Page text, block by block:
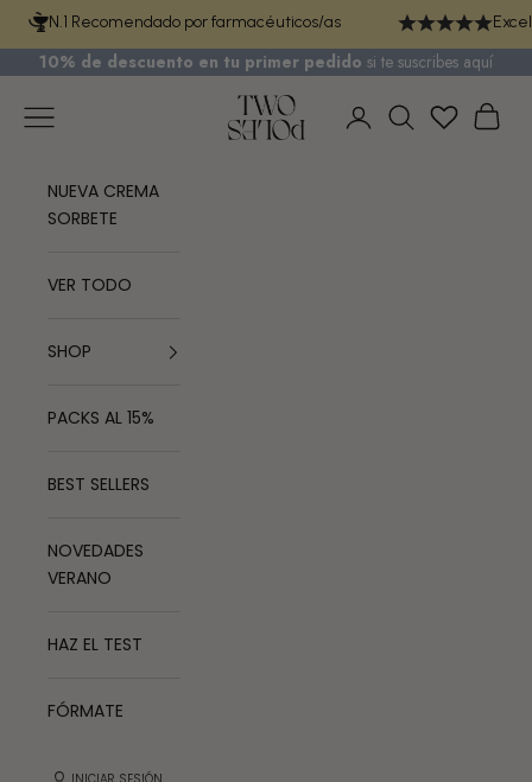
Ir al contenidoN.1 Recomendado por farmacéuticos/as
10% de descuento en tu primer pedido si te suscribes aquí
TWO POLES COSMETICS
Menú
Iniciar sesión
Buscar
NUEVA CREMA
SORBETE
VER TODO
SHOP
PACKS AL 15%
BEST SELLERS
NOVEDADES
VERANO
HAZ EL TEST
FÓRMATE